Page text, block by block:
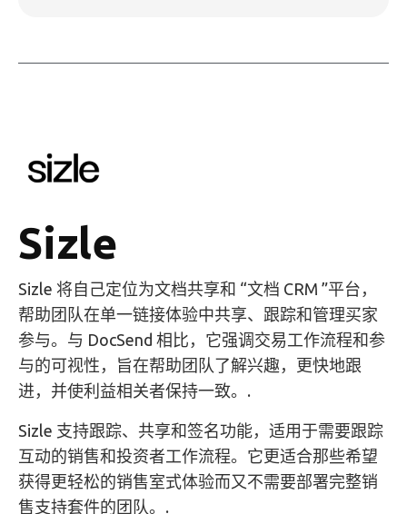
Sizle
Sizle 将自己定位为文档共享和 “文档 CRM ”平台，
帮助团队在单一链接体验中共享、跟踪和管理买家
参与。与 DocSend 相比，它强调交易工作流程和参
与的可视性，旨在帮助团队了解兴趣，更快地跟
进，并使利益相关者保持一致。.
Sizle 支持跟踪、共享和签名功能，适用于需要跟踪
互动的销售和投资者工作流程。它更适合那些希望
获得更轻松的销售室式体验而又不需要部署完整销
售支持套件的团队。.